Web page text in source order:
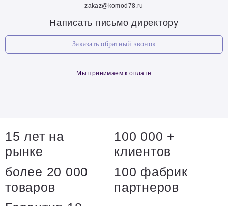
zakaz@komod78.ru
Написать письмо директору
Заказать обратный звонок
Мы принимаем к оплате
15 лет на
рынке
100 000 +
клиентов
более 20 000
товаров
100 фабрик
партнеров